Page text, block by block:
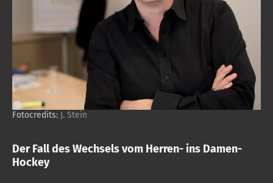
Fotocredits: J. Stein
Der Fall des Wechsels vom Herren- ins Damen-
Hockey